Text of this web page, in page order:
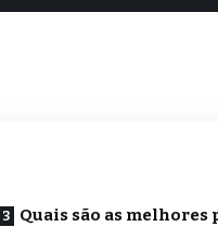
Quais são as melhores